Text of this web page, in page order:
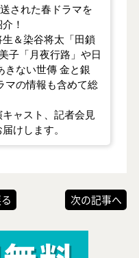
された春ドラマを
！
＆染谷将太「田鎖
子「月夜行路」や日
きない世傳 金と銀
マの情報も含めて総
ャスト、記者会見
けします。
次の記事へ